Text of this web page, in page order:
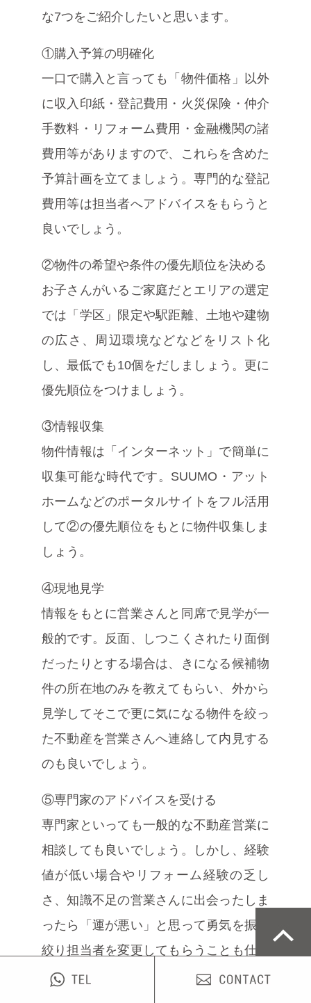
な7つをご紹介したいと思います。
①購入予算の明確化
一口で購入と言っても「物件価格」以外
に収入印紙・登記費用・火災保険・仲介
手数料・リフォーム費用・金融機関の諸
費用等がありますので、これらを含めた
予算計画を立てましょう。専門的な登記
費用等は担当者へアドバイスをもらうと
良いでしょう。
②物件の希望や条件の優先順位を決める
お子さんがいるご家庭だとエリアの選定
では「学区」限定や駅距離、土地や建物
の広さ、周辺環境などなどをリスト化
し、最低でも10個をだしましょう。更に
優先順位をつけましょう。
③情報収集
物件情報は「インターネット」で簡単に
収集可能な時代です。SUUMO・アット
ホームなどのポータルサイトをフル活用
して②の優先順位をもとに物件収集しま
しょう。
④現地見学
情報をもとに営業さんと同席で見学が一
般的です。反面、しつこくされたり面倒
だったりとする場合は、きになる候補物
件の所在地のみを教えてもらい、外から
見学してそこで更に気になる物件を絞っ
た不動産を営業さんへ連絡して内見する
のも良いでしょう。
⑤専門家のアドバイスを受ける
専門家といっても一般的な不動産営業に
相談しても良いでしょう。しかし、経験
値が低い場合やリフォーム経験の乏し
さ、知識不足の営業さんに出会ったしま
ったら「運が悪い」と思って勇気を振り
絞り担当者を変更してもらうことも仕方
ないと思います。リフォーム会社の担当